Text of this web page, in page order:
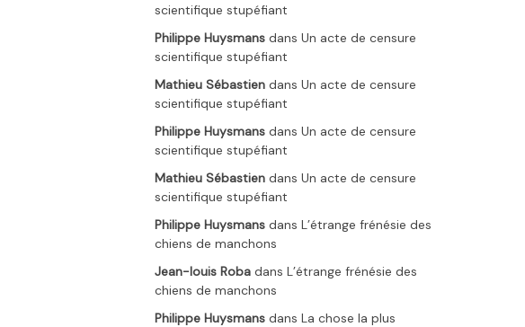
scientifique stupéfiant
Philippe Huysmans dans Un acte de censure
scientifique stupéfiant
Mathieu Sébastien dans Un acte de censure
scientifique stupéfiant
Philippe Huysmans dans Un acte de censure
scientifique stupéfiant
Mathieu Sébastien dans Un acte de censure
scientifique stupéfiant
Philippe Huysmans dans L’étrange frénésie des
chiens de manchons
Jean-louis Roba dans L’étrange frénésie des
chiens de manchons
Philippe Huysmans dans La chose la plus